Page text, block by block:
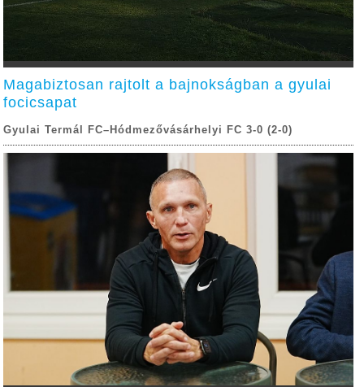
Magabiztosan rajtolt a bajnokságban a gyulai
focicsapat
Gyulai Termál FC–Hódmezővásárhelyi FC 3-0 (2-0)